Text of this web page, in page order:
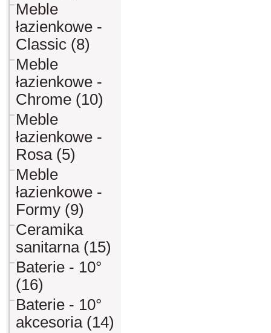
Meble
łazienkowe -
Classic (8)
Meble
łazienkowe -
Chrome (10)
Meble
łazienkowe -
Rosa (5)
Meble
łazienkowe -
Formy (9)
Ceramika
sanitarna (15)
Baterie - 10°
(16)
Baterie - 10°
akcesoria (14)